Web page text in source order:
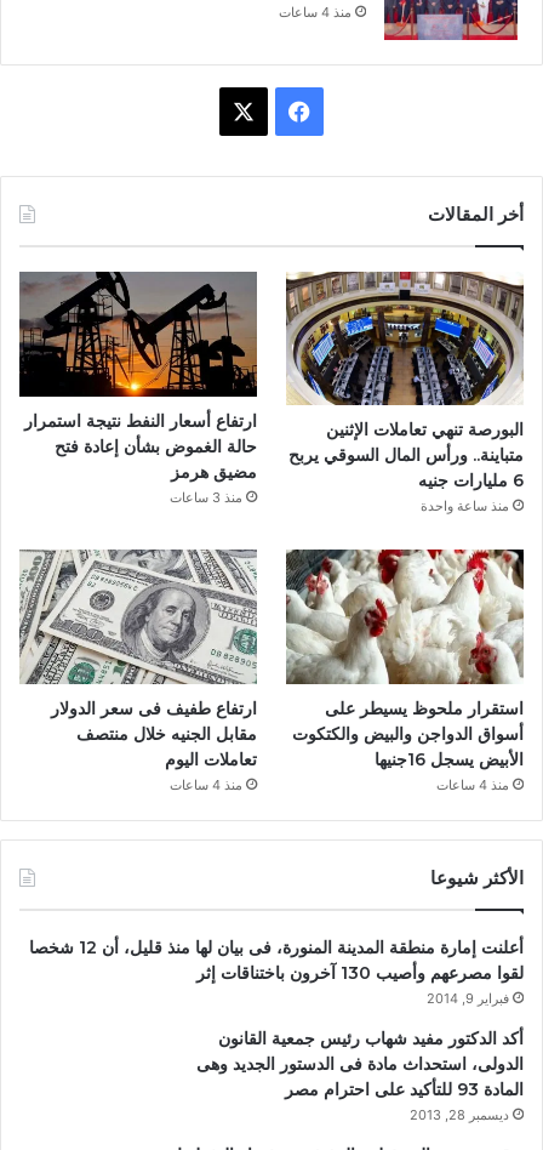
منذ 4 ساعات
و
أخر المقالات
البورصة تنهي تعاملات الإثنين
متباينة.. ورأس المال السوقي يربح
6 مليارات جنيه
منذ ساعة واحدة
ارتفاع أسعار النفط نتيجة استمرار
حالة الغموض بشأن إعادة فتح
مضيق هرمز
منذ 3 ساعات
استقرار ملحوظ يسيطر على
أسواق الدواجن والبيض والكتكوت
الأبيض يسجل 16جنيها
منذ 4 ساعات
ارتفاع طفيف فى سعر الدولار
مقابل الجنيه خلال منتصف
تعاملات اليوم
منذ 4 ساعات
الأكثر شيوعا
أعلنت إمارة منطقة المدينة المنورة، فى بيان لها منذ قليل، أن 12 شخصا
لقوا مصرعهم وأصيب 130 آخرون باختناقات إثر
فبراير 9, 2014
أكد الدكتور مفيد شهاب رئيس جمعية القانون
الدولى، استحداث مادة فى الدستور الجديد وهى
المادة 93 للتأكيد على احترام مصر
ديسمبر 28, 2013